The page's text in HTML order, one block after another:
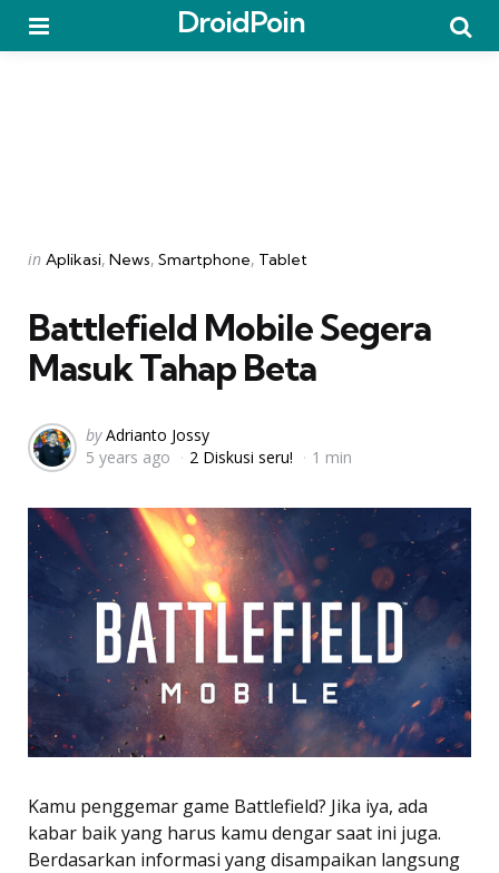
DroidPoin
Categories
Posted
in Aplikasi News Smartphone Tablet
Battlefield Mobile Segera
Masuk Tahap Beta
Posted
by
by Adrianto Jossy
5 years ago
2 Diskusi seru! 1 min
Kamu penggemar game Battlefield? Jika iya, ada
kabar baik yang harus kamu dengar saat ini juga.
Berdasarkan informasi yang disampaikan langsung